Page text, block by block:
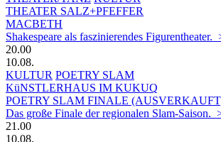
THEATER SALZ+PFEFFER
MACBETH
Shakespeare als faszinierendes Figurentheater.
20.00
10.08.
KULTUR POETRY SLAM
KüNSTLERHAUS IM KUKUQ
POETRY SLAM FINALE
Das große Finale der regionalen Slam-Saison.
21.00
10.08.